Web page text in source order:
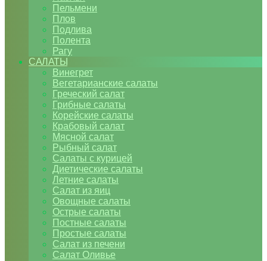
Пельмени
Плов
Подлива
Полента
Рагу
САЛАТЫ
Винегрет
Вегетарианские салаты
Греческий салат
Грибные салаты
Корейские салаты
Крабовый салат
Мясной салат
Рыбный салат
Салаты с курицей
Диетические салаты
Летние салаты
Салат из яиц
Овощные салаты
Острые салаты
Постные салаты
Простые салаты
Салат из печени
Салат Оливье